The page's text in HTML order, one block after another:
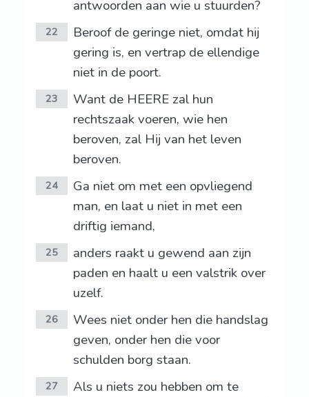
antwoorden aan wie u stuurden?
22
Beroof de geringe niet, omdat hij
gering is, en vertrap de ellendige
niet in de poort.
23
Want de HEERE zal hun
rechtszaak voeren, wie hen
beroven, zal Hij van het leven
beroven.
24
Ga niet om met een opvliegend
man, en laat u niet in met een
driftig iemand,
25
anders raakt u gewend aan zijn
paden en haalt u een valstrik over
uzelf.
26
Wees niet onder hen die handslag
geven, onder hen die voor
schulden borg staan.
27
Als u niets zou hebben om te